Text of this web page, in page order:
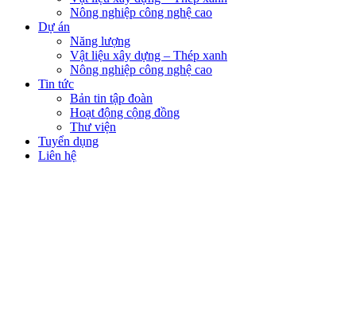
Nông nghiệp công nghệ cao
Dự án
Năng lượng
Vật liệu xây dựng – Thép xanh
Nông nghiệp công nghệ cao
Tin tức
Bản tin tập đoàn
Hoạt động cộng đồng
Thư viện
Tuyển dụng
Liên hệ